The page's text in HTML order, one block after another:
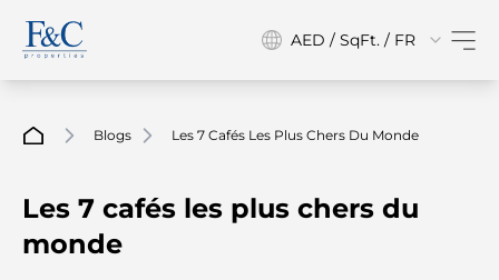
AED / SqFt. / FR
Blogs Les 7 Cafés Les Plus Chers Du Monde
Les 7 cafés les plus chers du
monde